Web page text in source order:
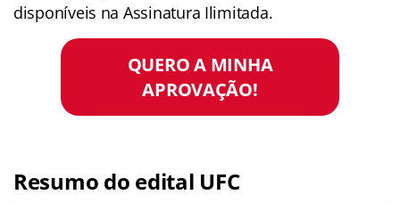
disponíveis na Assinatura Ilimitada.
QUERO A MINHA
APROVAÇÃO!
Resumo do edital UFC